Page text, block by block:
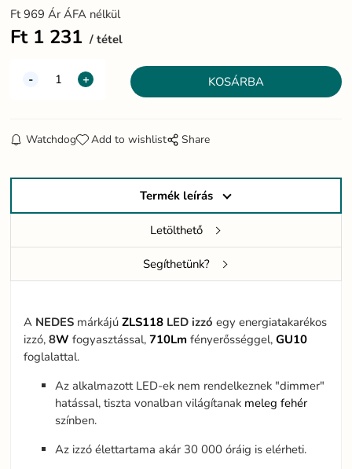
Ft969 Ár ÁFA nélkül
Ft 1 231 tétel
Watchdog Add to wishlist Share
Termék leírás
Letölthető
Segíthetünk?
A NEDES márkájúZLS118 LED izzó egy energiatakarékos
izzó,8Wfogyasztással,710Lmfényerősséggel,GU10
foglalattal.
Az alkalmazott LED-ek nem rendelkeznek "dimmer"
hatással, tiszta vonalban világítanak melegfehér
színben.
Az izzó élettartama akár 30 000 óráig is elérheti.